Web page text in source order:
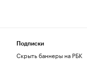
Подписки
Скрыть баннеры на РБК